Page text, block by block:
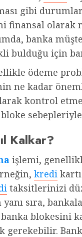
gibi
finansal olarak
banka
bulduğu için
ödeme
ne kadar
kontrol
sebepleriyle
Kalkar?
işlemi,
kredi
taksitlerinizi
sıra,
blokesini